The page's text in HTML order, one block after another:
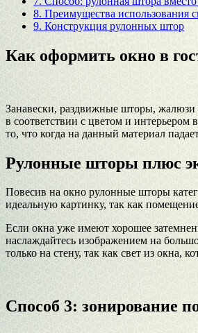
8. Преимущества использования
9. Конструкция рулонных штор
Как оформить окно в
Занавески, раздвижные шторы, жалюзи
в соответствии с цветом и интерьером
то, что когда на данный материал
Рулонные шторы плюс
Повесив на окно рулонные шторы
идеальную картинку, так как
Если окна уже имеют хорошее
наслаждайтесь изображением на
только на стену, так как свет из окна,
Способ 3: зонирование